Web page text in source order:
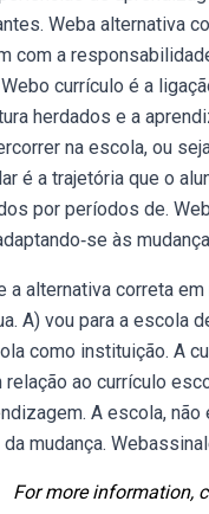
Weba alternativa
com a
currículo é a
herdados e a
na escola, ou
é a trajetória que o
por períodos de.
às
a alternativa correta
A) vou para a escola
como instituição. A
ao currículo
A escola,
mudança.
For more information,